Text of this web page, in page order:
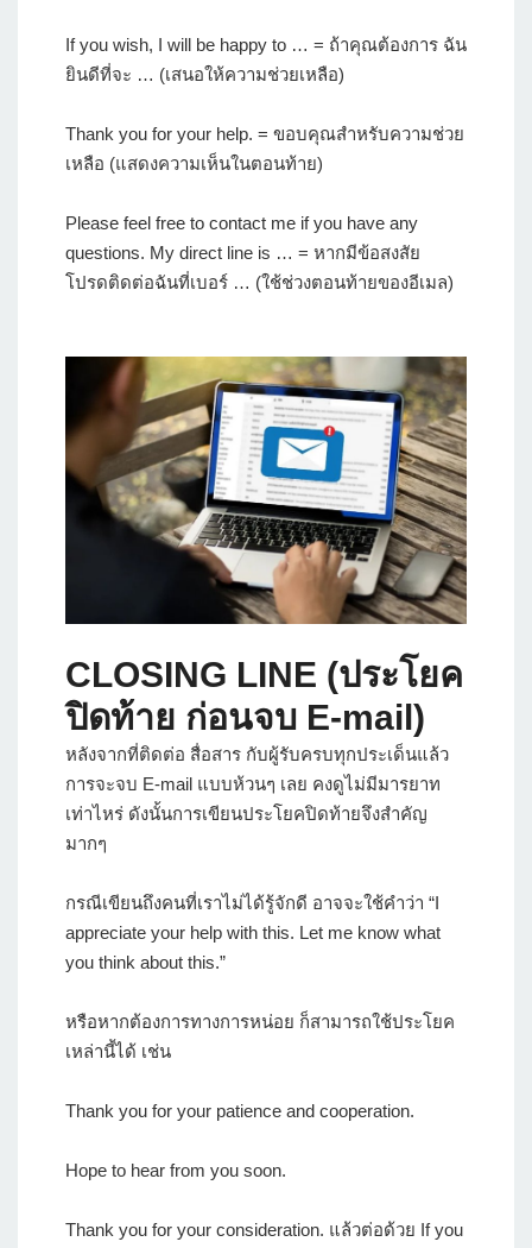
If you wish, I will be happy to … = ถ้าคุณต้องการ ฉัน
ยินดีที่จะ … (เสนอให้ความช่วยเหลือ)
Thank you for your help. = ขอบคุณสำหรับความช่วย
เหลือ (แสดงความเห็นในตอนท้าย)
Please feel free to contact me if you have any
questions. My direct line is … = หากมีข้อสงสัย
โปรดติดต่อฉันที่เบอร์ … (ใช้ช่วงตอนท้ายของอีเมล)
CLOSING LINE (ประโยค
ปิดท้าย ก่อนจบ E-mail)
หลังจากที่ติดต่อ สื่อสาร กับผู้รับครบทุกประเด็นแล้ว
การจะจบ E-mail แบบห้วนๆ เลย คงดูไม่มีมารยาท
เท่าไหร่ ดังนั้นการเขียนประโยคปิดท้ายจึงสำคัญ
มากๆ
กรณีเขียนถึงคนที่เราไม่ได้รู้จักดี อาจจะใช้คำว่า “I
appreciate your help with this. Let me know what
you think about this.”
หรือหากต้องการทางการหน่อย ก็สามารถใช้ประโยค
เหล่านี้ได้ เช่น
Thank you for your patience and cooperation.
Hope to hear from you soon.
Thank you for your consideration. แล้วต่อด้วย If you